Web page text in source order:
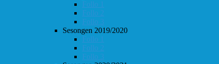
Follo 1
Follo 2
Follo 3
Sesongen 2019/2020
Follo 1
Follo 2
Follo 3